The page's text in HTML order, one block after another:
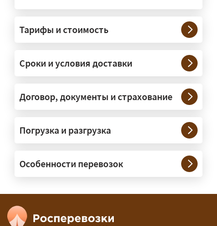
— На тралах и низкорамниках —
платформах, рассчитанных на
крупногабаритную технику и
конструкции. Транспорт подбираем
под конкретные размеры и вес груза.
сопровождение?
организуем. Потребность в машинах
прикрытия зависит от габаритов
груза и маршрута; это определяется
Тарифы и стоимость
Сроки и условия доставки
Договор, документы и страхование
Погрузка и разгрузка
Особенности перевозок